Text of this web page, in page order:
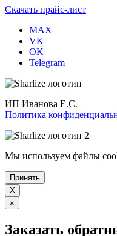
Скачать прайс-лист
MAX
VK
OK
Telegram
ИП Иванова Е.С.
Политика
Мы используем файлы
Принять
X
×
Заказать